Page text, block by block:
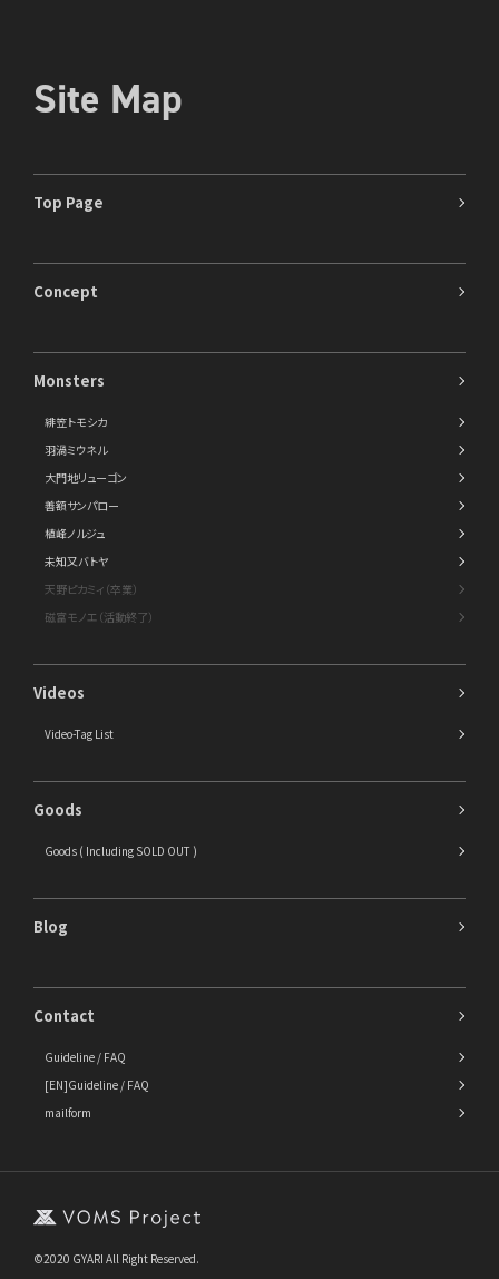
Site Map
Top Page
Concept
Monsters
緋笠トモシカ
羽渦ミウネル
大門地リューゴン
善額サンパロー
植峰ノルジュ
未知又バトヤ
天野ピカミィ（卒業）
磁富モノエ（活動終了）
Videos
Video-Tag List
Goods
Goods ( Including SOLD OUT )
Blog
Contact
Guideline / FAQ
[EN]Guideline / FAQ
mailform
©2020 GYARI All Right Reserved.